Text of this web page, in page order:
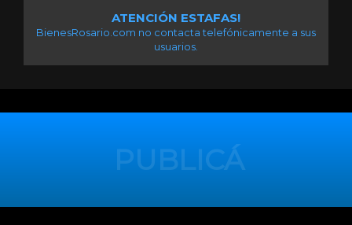
ATENCIÓN ESTAFAS!
BienesRosario.com no contacta telefónicamente a sus
usuarios.